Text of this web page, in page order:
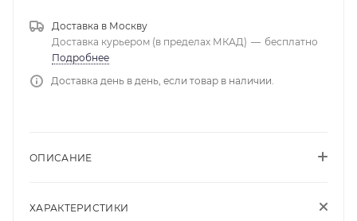
Доставка в Москву
Доставка курьером (в пределах МКАД) — бесплатно
Подробнее
Доставка день в день, если товар в наличии.
ОПИСАНИЕ
ХАРАКТЕРИСТИКИ